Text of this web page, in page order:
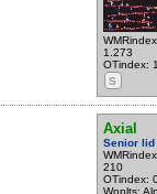
1.273
OTindex:
S
Axial
Senior lid
210
OTindex:
Wnplts: